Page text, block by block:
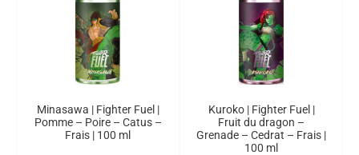
Minasawa | Fighter Fuel |
Pomme – Poire – Catus –
Frais | 100 ml
Kuroko | Fighter Fuel |
Fruit du dragon –
Grenade – Cedrat – Frais |
100 ml